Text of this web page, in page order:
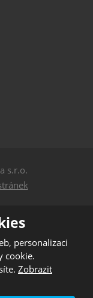
s.r.o.
a platí
personalizaci
cookie.
Zobrazit